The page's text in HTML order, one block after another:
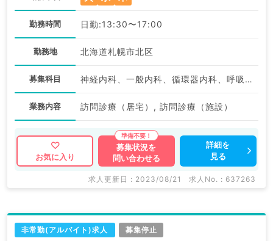
勤務時間 日勤:13:30〜17:00
勤務地 北海道札幌市北区
募集科目 神経内科、一般内科、循環器内科、呼吸器内科、消化器内科、内分泌・代謝内科、腎臓内科、老年内科、血液内科、膠原病科
業務内容 訪問診療（居宅）, 訪問診療（施設）
お気に入り
募集状況を
問い合わせる
詳細を
見る
求人更新日 : 2023/08/21 求人No. : 637263
非常勤(アルバイト)求人 募集停止